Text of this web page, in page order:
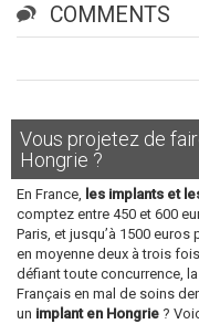
COMMENTS
Vous projetez de
Hongrie ?
En France, les implants et
comptez entre 450 et 600
Paris, et jusqu’à 1500
en moyenne deux à trois
défiant toute concurrence,
Français en mal de soins
un implant en Hongrie ?